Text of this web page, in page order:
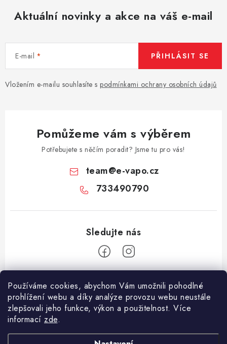
Používáme cookies, abychom Vám umožnili pohodlné
prohlížení webu a díky analýze provozu webu neustále
zlepšovali jeho funkce, výkon a použitelnost. Více
informací zde.
Aktuální novinky a akce na váš e-mail
E-mail
Vložením e-mailu souhlasíte s podmínkami ochrany osobních údajů
PŘIHLÁSIT SE
Pomůžeme vám s výběrem
Potřebujete s něčím poradit? Jsme tu pro vás!
team@e-vapo.cz
733490790
Facebook